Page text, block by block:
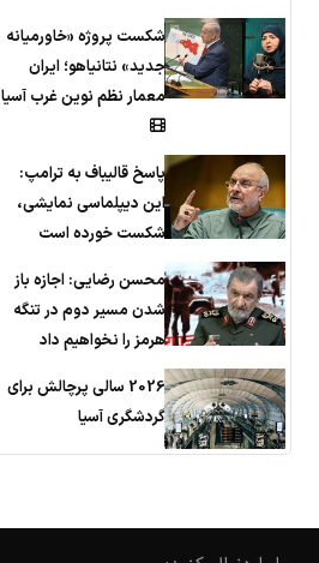
شکست پروژه «خاورمیانه
جدید» نتانیاهو؛ ایران
معمار نظم نوین غرب آسیا
پاسخ قالیباف به ترامپ:
این دیپلماسی نمایشی،
شکست خورده است
محسن رضایی: اجازه باز
شدن مسیر دوم در تنگه
هرمز را نخواهیم داد
2026 سالی پرچالش برای
گردشگری آسیا